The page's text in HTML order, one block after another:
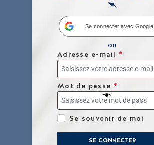
Se connecter avec Google
OU
Adresse e-mail *
Mot de passe *
Se souvenir de moi
SE CONNECTER